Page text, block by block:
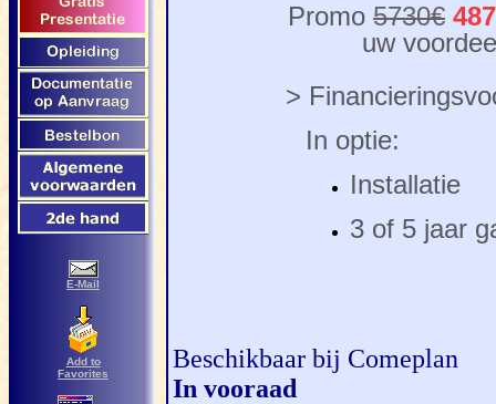
E-Mail
Add to
Favorites
Promo 5730€
uw
>
In optie:
Installatie
3 of 5 jaar
Beschikbaar bij Comeplan
In vooraad